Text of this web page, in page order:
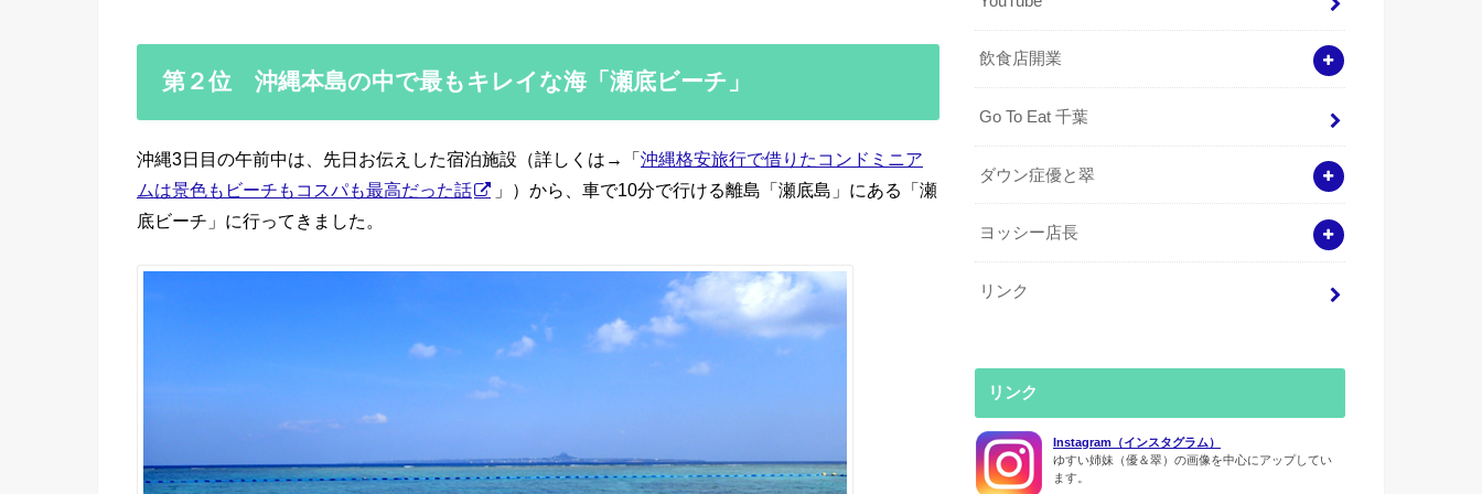
第２位 沖縄本島の中で最もキレイな海「瀬底ビーチ」
沖縄3日目の午前中は、先日お伝えした宿泊施設（詳しくは→「沖縄格安旅行で借りたコンドミニア
ムは景色もビーチもコスパも最高だった話
」）から、車で10分で行ける離島「瀬底島」にある「瀬
底ビーチ」に行ってきました。
飲食店開業
Go To Eat 千葉
ダウン症優と翠
ヨッシー店長
リンク
リンク
Instagram（インスタグラム）
ゆすい姉妹（優＆翠）の画像を中心にアップしてい
ます。